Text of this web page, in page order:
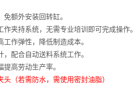
额外安装回转缸。
作夹持系统，无需专业培训即可完成操作
作弹性，降低制造成本。
配合自动送料系统工作。
高劳动生产率。
（若需防水，需使用密封油脂）